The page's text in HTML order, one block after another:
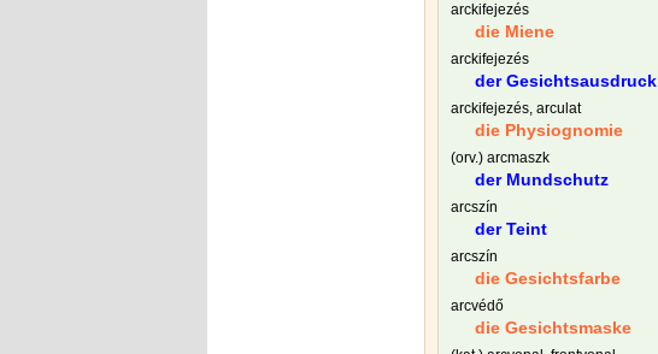
arckifejezés
die Miene
arckifejezés
der Gesichtsausdruck
arckifejezés, arculat
die Physiognomie
(orv.) arcmaszk
der Mundschutz
arcszín
der Teint
arcszín
die Gesichtsfarbe
arcvédő
die Gesichtsmaske